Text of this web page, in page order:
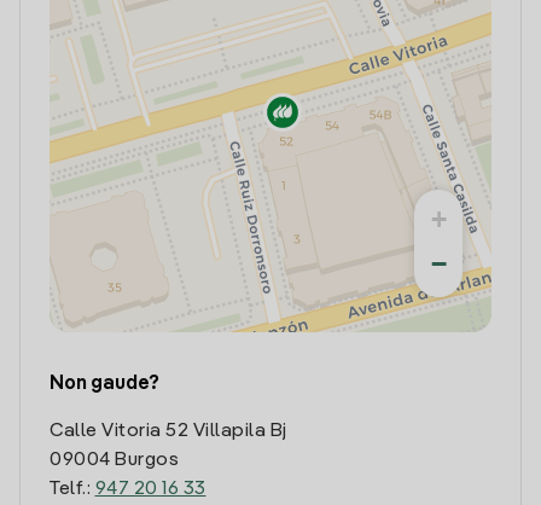
+
−
Non gaude?
Calle Vitoria 52 Villapila Bj
09004 Burgos
Telf.: 947 20 16 33